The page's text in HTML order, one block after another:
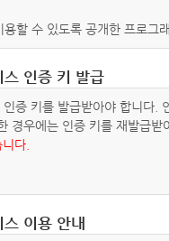
할 수 있도록 공개한 프로그
인증 키 발급
증 키를 발급받아야 합니다
경우에는 인증 키를 재발급받
다.
이용 안내